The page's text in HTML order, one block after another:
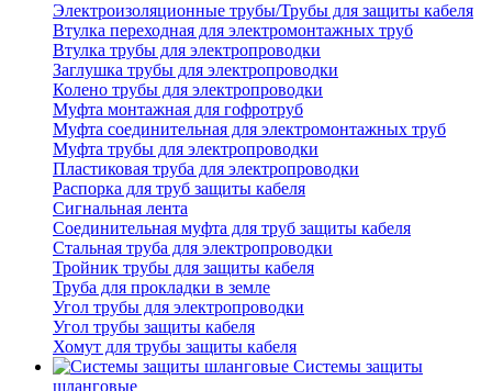
Электроизоляционные трубы/Трубы для защиты кабеля
Втулка переходная для электромонтажных труб
Втулка трубы для электропроводки
Заглушка трубы для электропроводки
Колено трубы для электропроводки
Муфта монтажная для гофротруб
Муфта соединительная для электромонтажных труб
Муфта трубы для электропроводки
Пластиковая труба для электропроводки
Распорка для труб защиты кабеля
Сигнальная лента
Соединительная муфта для труб защиты кабеля
Стальная труба для электропроводки
Тройник трубы для защиты кабеля
Труба для прокладки в земле
Угол трубы для электропроводки
Угол трубы защиты кабеля
Хомут для трубы защиты кабеля
Системы защиты
шланговые